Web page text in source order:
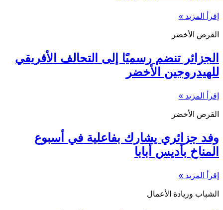
إقرأ المزيد »
القرص الأخضر
الجزائر تنضم رسميًا إلى التحالف الأفريقي
للهيدروجين الأخضر
إقرأ المزيد »
القرص الأخضر
وفد جزائري يشارك بفاعلية في أسبوع
المناخ بأديس أبابا
إقرأ المزيد »
الشباب وريادة الأعمال